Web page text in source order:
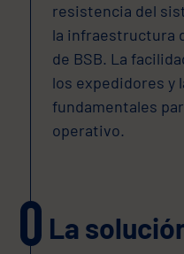
resistencia del
la infraestructura
de BSB. La
los expedidores y
fundamentales
operativo.
La